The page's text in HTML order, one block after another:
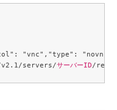
"vnc","type":
servers/サーバーID